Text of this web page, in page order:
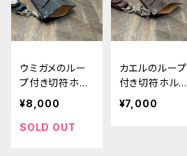
ウミガメのルー
プ付き切符ホル
ダー
¥8,000
SOLD OUT
カエルのループ
付き切符ホルダ
ー
¥7,000